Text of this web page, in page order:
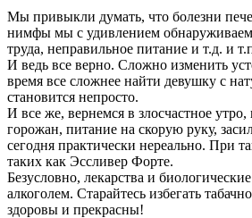
Мы привыкли думать, что болезни
нимфы мы с удивлением
труда, неправильное питание и т.д. и
И ведь все верно. Сложно изменить
время все сложнее найти девушку с
становится непросто.
И все же, вернемся в злосчастное
горожан, питание на скорую руку,
сегодня практически нереально. При
таких как Эссливер Форте.
Безусловно, лекарства и
алкоголем. Старайтесь избегать
здоровы и прекрасны!